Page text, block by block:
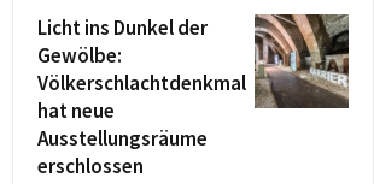
Licht ins Dunkel der
Gewölbe:
Völkerschlachtdenkmal
hat neue
Ausstellungsräume
erschlossen